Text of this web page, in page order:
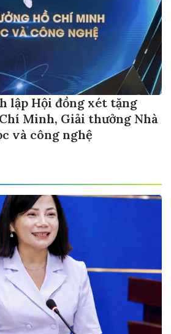
lập Hội đồng xét tặng
Minh, Giải thưởng Nhà
và công nghệ